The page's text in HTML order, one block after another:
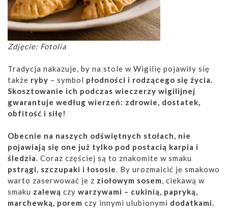
Zdjęcie: Fotolia
Tradycja nakazuje, by na stole w Wigilię pojawiły się
także ryby – symbol płodności i rodzącego się życia.
Skosztowanie ich podczas wieczerzy wigilijnej
gwarantuje według wierzeń: zdrowie, dostatek,
obfitość i siłę!
Obecnie na naszych odświętnych stołach, nie
pojawiają się one już tylko pod postacią karpia i
śledzia. Coraz częściej są to znakomite w smaku
pstrągi, szczupaki i łososie. By urozmaicić je smakowo
warto zaserwować je z ziołowym sosem, ciekawą w
smaku zalewą czy warzywami – cukinią, papryką,
marchewką, porem czy innymi ulubionymi dodatkami.